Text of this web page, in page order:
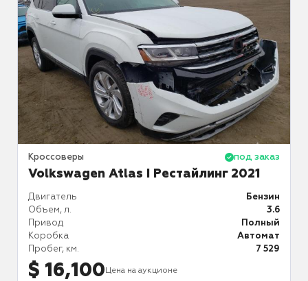
Кроссоверы под заказ
Volkswagen Atlas I Рестайлинг 2021
Двигатель
Бензин
Объем, л.
3.6
Привод
Полный
Коробка
Автомат
Пробег, км.
7 529
$ 16,100 Цена на аукционе